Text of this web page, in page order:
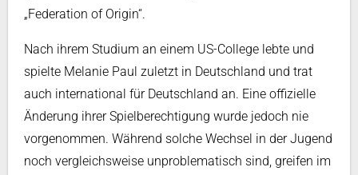
„Federation of Origin“.
Nach ihrem Studium an einem US-College lebte und
spielte Melanie Paul zuletzt in Deutschland und trat
auch international für Deutschland an. Eine offizielle
Änderung ihrer Spielberechtigung wurde jedoch nie
vorgenommen. Während solche Wechsel in der Jugend
noch vergleichsweise unproblematisch sind, greifen im